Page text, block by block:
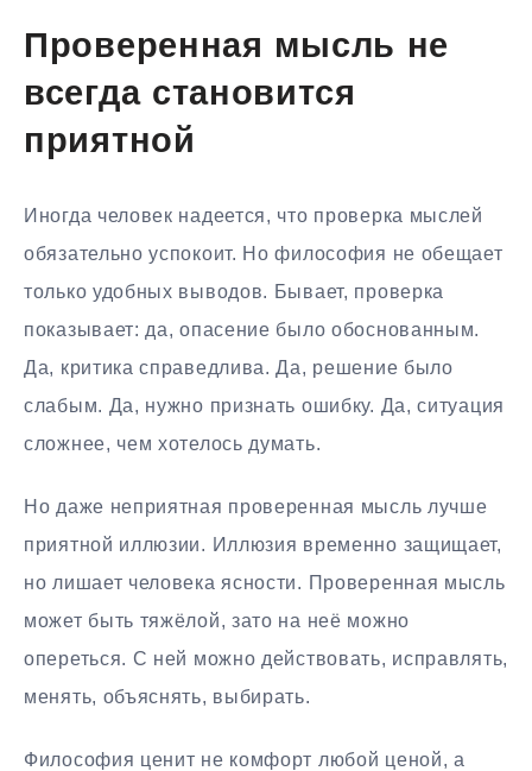
Проверенная мысль не
всегда становится
приятной
Иногда человек надеется, что проверка мыслей
обязательно успокоит. Но философия не обещает
только удобных выводов. Бывает, проверка
показывает: да, опасение было обоснованным.
Да, критика справедлива. Да, решение было
слабым. Да, нужно признать ошибку. Да, ситуация
сложнее, чем хотелось думать.
Но даже неприятная проверенная мысль лучше
приятной иллюзии. Иллюзия временно защищает,
но лишает человека ясности. Проверенная мысль
может быть тяжёлой, зато на неё можно
опереться. С ней можно действовать, исправлять,
менять, объяснять, выбирать.
Философия ценит не комфорт любой ценой, а